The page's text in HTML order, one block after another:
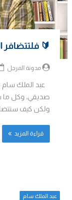
🔰 فلتتضافر
مدونة المرجل
عبد الملك سام
صديقي، وكل ما
ولكن كيف
قراءة المزيد
عبد الملك سام